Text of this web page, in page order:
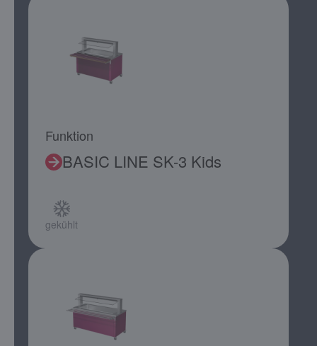
Funktion
BASIC LINE SK-3 Kids
gekühlt